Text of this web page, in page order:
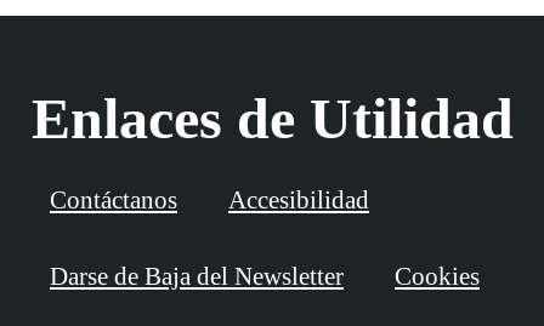
Enlaces de Utilidad
Contáctanos Accesibilidad
Darse de Baja del Newsletter Cookies